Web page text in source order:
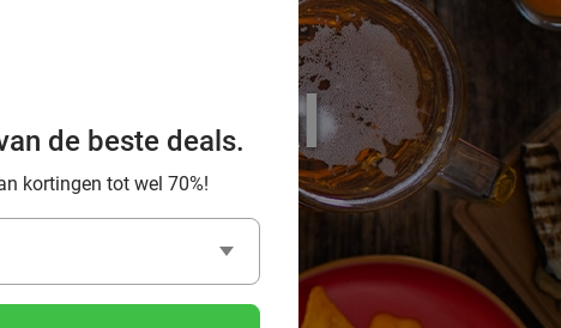
Eat
Social
de beste deals.
kortingen tot wel 70%!